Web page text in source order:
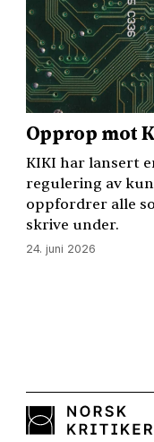
Opprop mot
KIKI har lansert
regulering av
oppfordrer alle
skrive under.
24. juni 2026